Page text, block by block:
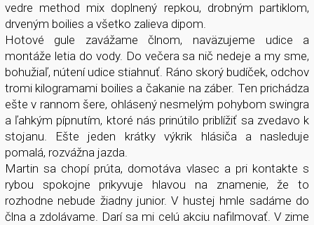
vedre method mix doplnený repkou, drobným partiklom,
drveným boilies a všetko zalieva dipom.
Hotové gule zavážame člnom, naväzujeme udice a
montáže letia do vody. Do večera sa nič nedeje a my sme,
bohužiaľ, nútení udice stiahnuť. Ráno skorý budíček, odchov
tromi kilogramami boilies a čakanie na záber. Ten prichádza
ešte v rannom šere, ohlásený nesmelým pohybom swingra
a ľahkým pípnutím, ktoré nás prinútilo priblížiť sa zvedavo k
stojanu. Ešte jeden krátky výkrik hlásiča a nasleduje
pomalá, rozvážna jazda.
Martin sa chopí prúta, domotáva vlasec a pri kontakte s
rybou spokojne prikyvuje hlavou na znamenie, že to
rozhodne nebude žiadny junior. V hustej hmle sadáme do
člna a zdolávame. Darí sa mi celú akciu nafilmovať. V zime